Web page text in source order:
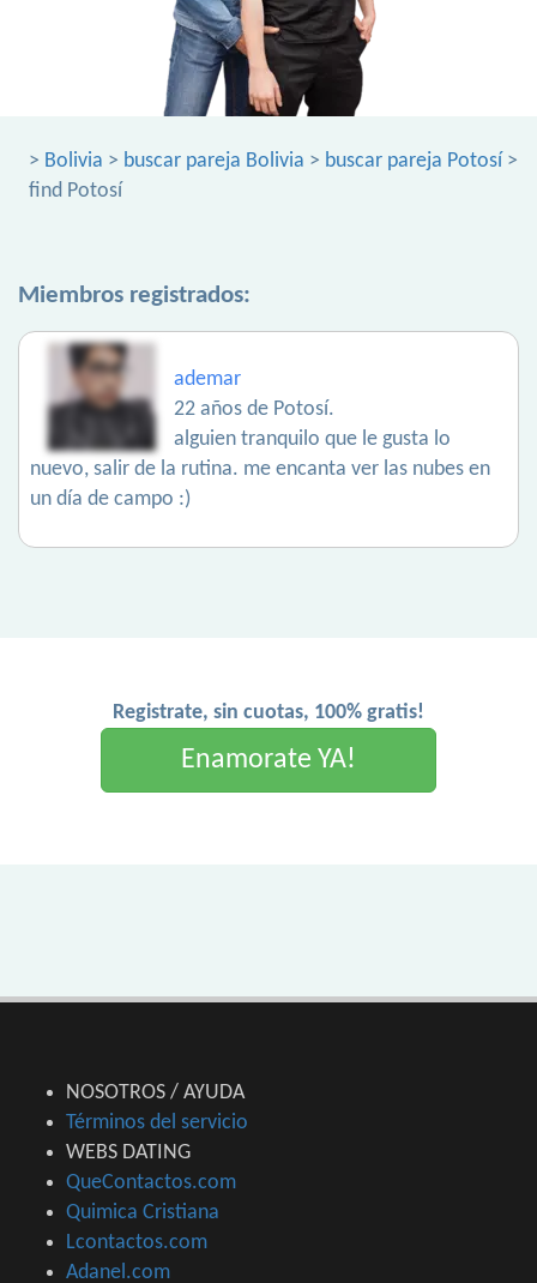
> Bolivia > buscar pareja Bolivia > buscar pareja Potosí >
find Potosí
Miembros registrados:
ademar
22 años de Potosí.
alguien tranquilo que le gusta lo
nuevo, salir de la rutina. me encanta ver las nubes en
un día de campo :)
Registrate, sin cuotas, 100% gratis!
Enamorate YA!
NOSOTROS / AYUDA
Términos del servicio
WEBS DATING
QueContactos.com
Quimica Cristiana
Lcontactos.com
Adanel.com